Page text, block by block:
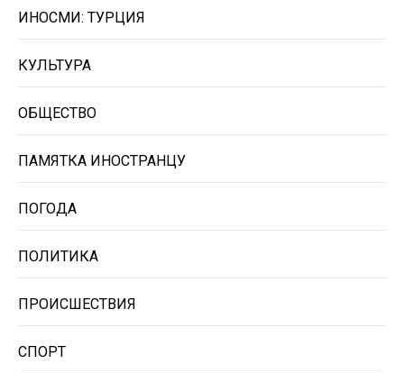
ИНОСМИ: ТУРЦИЯ
КУЛЬТУРА
ОБЩЕСТВО
ПАМЯТКА ИНОСТРАНЦУ
ПОГОДА
ПОЛИТИКА
ПРОИСШЕСТВИЯ
СПОРТ